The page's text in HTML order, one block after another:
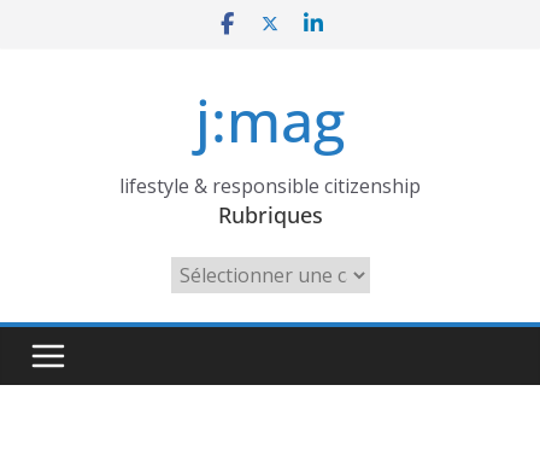
j:mag
lifestyle & responsible citizenship
Rubriques
Rubriques